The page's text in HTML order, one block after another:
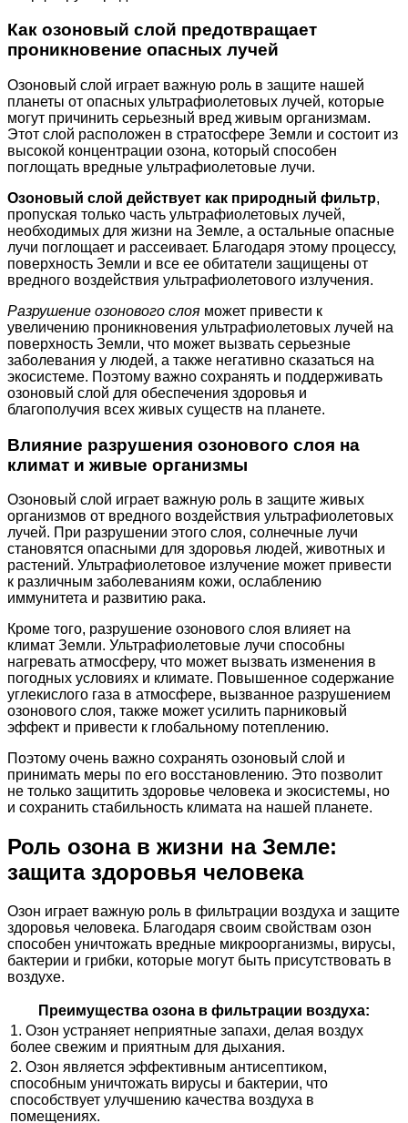
Как озоновый слой предотвращает
проникновение опасных лучей
Озоновый слой играет важную роль в защите нашей
планеты от опасных ультрафиолетовых лучей, которые
могут причинить серьезный вред живым организмам.
Этот слой расположен в стратосфере Земли и состоит из
высокой концентрации озона, который способен
поглощать вредные ультрафиолетовые лучи.
Озоновый слой действует как природный фильтр,
пропуская только часть ультрафиолетовых лучей,
необходимых для жизни на Земле, а остальные опасные
лучи поглощает и рассеивает. Благодаря этому процессу,
поверхность Земли и все ее обитатели защищены от
вредного воздействия ультрафиолетового излучения.
Разрушение озонового слоя может привести к
увеличению проникновения ультрафиолетовых лучей на
поверхность Земли, что может вызвать серьезные
заболевания у людей, а также негативно сказаться на
экосистеме. Поэтому важно сохранять и поддерживать
озоновый слой для обеспечения здоровья и
благополучия всех живых существ на планете.
Влияние разрушения озонового слоя на
климат и живые организмы
Озоновый слой играет важную роль в защите живых
организмов от вредного воздействия ультрафиолетовых
лучей. При разрушении этого слоя, солнечные лучи
становятся опасными для здоровья людей, животных и
растений. Ультрафиолетовое излучение может привести
к различным заболеваниям кожи, ослаблению
иммунитета и развитию рака.
Кроме того, разрушение озонового слоя влияет на
климат Земли. Ультрафиолетовые лучи способны
нагревать атмосферу, что может вызвать изменения в
погодных условиях и климате. Повышенное содержание
углекислого газа в атмосфере, вызванное разрушением
озонового слоя, также может усилить парниковый
эффект и привести к глобальному потеплению.
Поэтому очень важно сохранять озоновый слой и
принимать меры по его восстановлению. Это позволит
не только защитить здоровье человека и экосистемы, но
и сохранить стабильность климата на нашей планете.
Роль озона в жизни на Земле:
защита здоровья человека
Озон играет важную роль в фильтрации воздуха и защите
здоровья человека. Благодаря своим свойствам озон
способен уничтожать вредные микроорганизмы, вирусы,
бактерии и грибки, которые могут быть присутствовать в
воздухе.
Преимущества озона в фильтрации воздуха:
1. Озон устраняет неприятные запахи, делая воздух
более свежим и приятным для дыхания.
2. Озон является эффективным антисептиком,
способным уничтожать вирусы и бактерии, что
способствует улучшению качества воздуха в
помещениях.